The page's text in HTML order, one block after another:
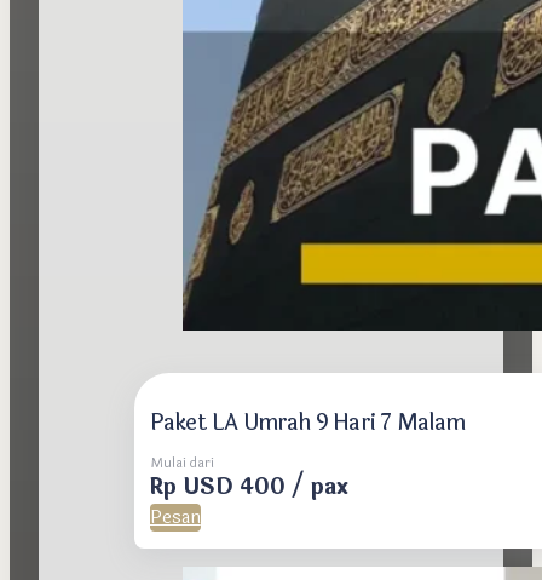
Paket LA Umrah 9 Hari 7 Malam
Mulai dari
Rp USD 400 / pax
Pesan